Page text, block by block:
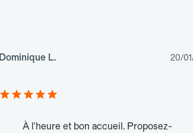
Dominique L. 20/
À l'heure et bon accueil. Proposez-